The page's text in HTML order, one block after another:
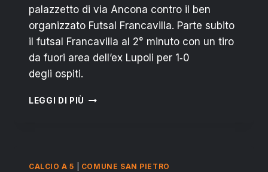
palazzetto di via Ancona contro il ben
organizzato Futsal Francavilla. Parte subito
il futsal Francavilla al 2° minuto con un tiro
da fuori area dell’ex Lupoli per 1‐0
degli ospiti.
LEGGI DI PIÙ ALBERTO
CALCIO A 5
COMUNE SAN PIETRO